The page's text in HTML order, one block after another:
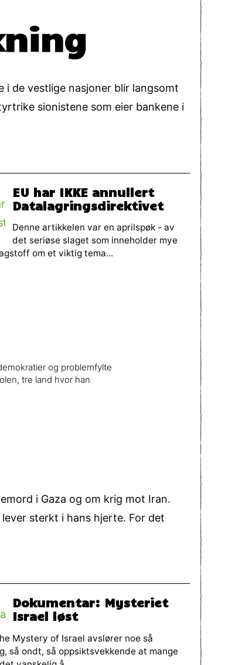
i de vestlige nasjoner blir langsomt
sionistene som eier bankene i
EU har IKKE annullert
Datalagringsdirektivet
Denne artikkelen var en aprilspøk - av
det seriøse slaget som inneholder mye
om et viktig tema...
og problemfylte
tre land hvor han
i Gaza og om krig mot Iran.
sterkt i hans hjerte. For det
Dokumentar: Mysteriet
Israel løst
Mystery of Israel avslører noe så
så ondt, så oppsiktsvekkende at mange